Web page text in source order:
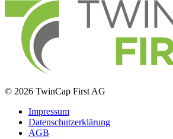
© 2026 TwinCap First AG
Impressum
Datenschutzerklärung
AGB